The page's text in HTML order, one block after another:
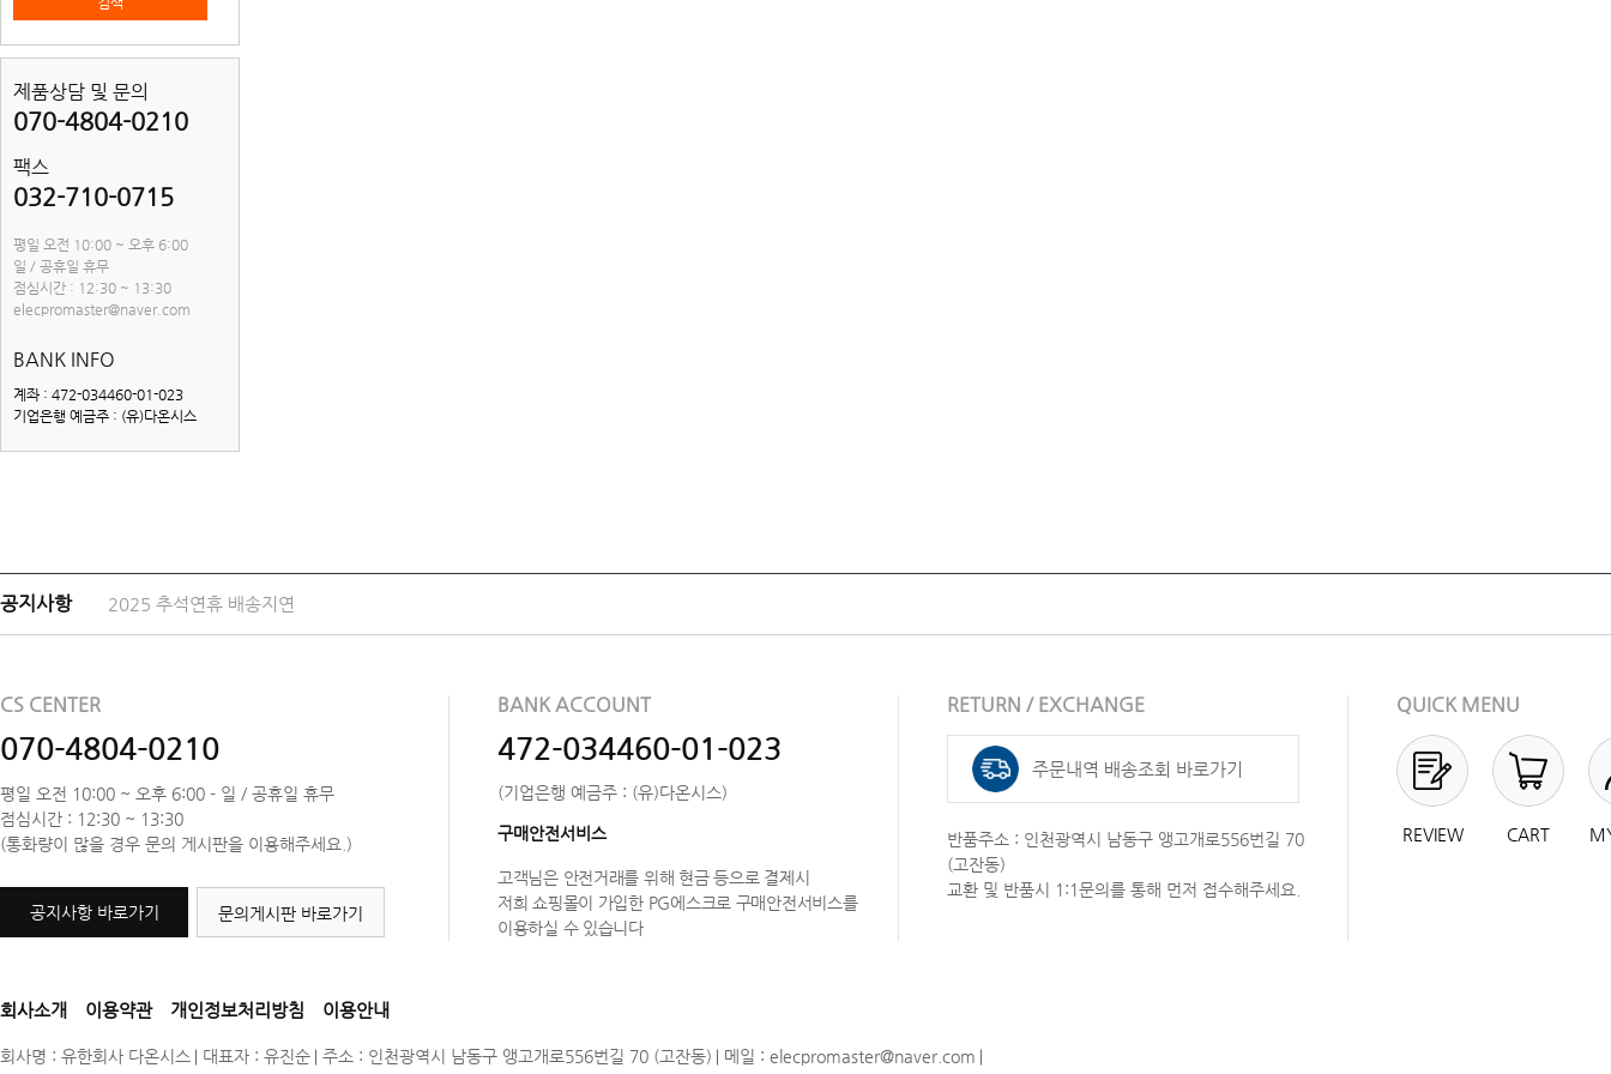
제품상담 및 문의
070-4804-0210
팩스
032-710-0715
평일 오전 10:00 ~ 오후 6:00
일 / 공휴일 휴무
점심시간 : 12:30 ~ 13:30
elecpromaster@naver.com
BANK INFO
계좌 : 472-034460-01-023
기업은행 예금주 : (유)다온시스
지
사
항
공지사항 2025 추석연휴 배송지연
CS CENTER
070-4804-0210
평일 오전 10:00 ~ 오후 6:00 - 일 / 공휴일 휴무
점심시간 : 12:30 ~ 13:30
(통화량이 많을 경우 문의 게시판을 이용해주세요.)
공지사항 바로가기 문의게시판 바로가기
BANK ACCOUNT
472-034460-01-023
(기업은행 예금주 : (유)다온시스)
구매안전서비스
고객님은 안전거래를 위해 현금 등으로 결제시
저희 쇼핑몰이 가입한 PG에스크로 구매안전서비스를
이용하실 수 있습니다
RETURN / EXCHANGE
주문내역 배송조회 바로가기
반품주소 : 인천광역시 남동구 앵고개로556번길 70
(고잔동)
교환 및 반품시 1:1문의를 통해 먼저 접수해주세요.
QUICK MENU
REVIEW CART
회사소개 이용약관 개인정보처리방침 이용안내
회사명 : 유한회사 다온시스 대표자 : 유진순 주소 : 인천광역시 남동구 앵고개로556번길 70 (고잔동) 메일 : elecpromaster@naver.com